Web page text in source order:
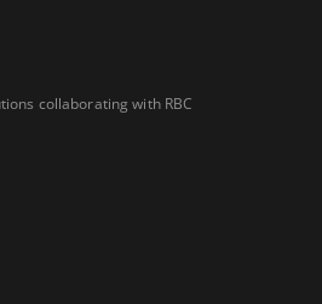
collaborating with RBC